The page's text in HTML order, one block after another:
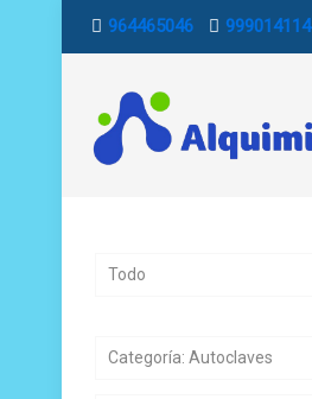
964465046 999014114
Todo
Categoría: Autoclaves